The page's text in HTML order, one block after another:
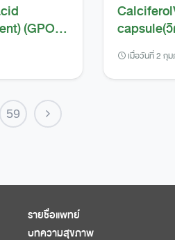
(GPO)
capsule(
เมื่อวันที่ 2 กุ
59
รายชื่อแพทย์
บทความสุขภาพ